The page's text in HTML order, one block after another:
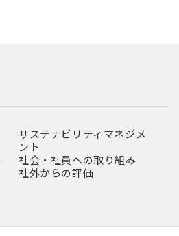
サステナビリティマネジメ
ント
社会・社員への取り組み
社外からの評価